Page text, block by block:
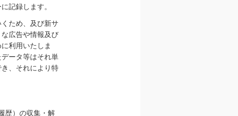
記録します。
ため、及び新サ
広告や情報及び
利用いたしま
ータ等はそれ単
、それにより特
歴）の収集・解